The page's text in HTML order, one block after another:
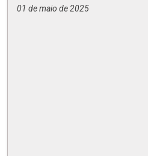
01 de maio de 2025